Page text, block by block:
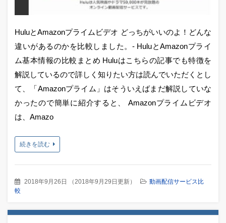
HuluとAmazonプライムビデオ どっちがいいのよ！どんな
違いがあるのかを比較しました。- HuluとAmazonプライ
ム基本情報の比較まとめ Huluはこちらの記事でも特徴を
解説しているので詳しく知りたい方は読んでいただくとし
て、「Amazonプライム」はそういえばまだ解説していな
かったので簡単に紹介すると、 Amazonプライムビデオ
は、Amazo
続きを読む
2018年9月26日 （2018年9月29日更新）
動画配信サービス比
較